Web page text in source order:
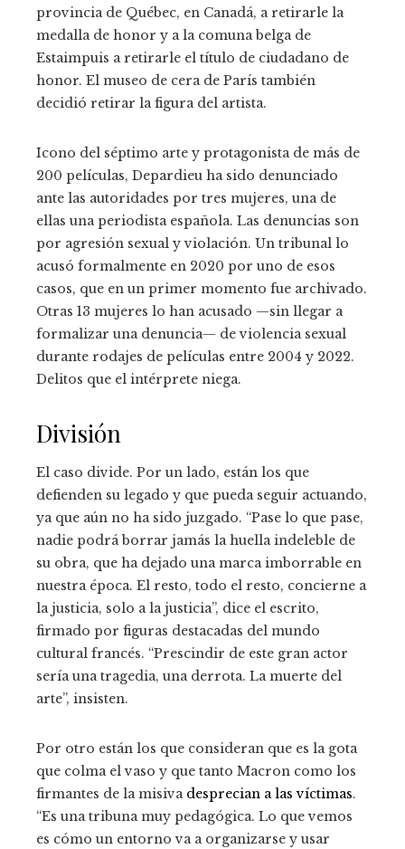
provincia de Québec, en Canadá, a retirarle la
medalla de honor y a la comuna belga de
Estaimpuis a retirarle el título de ciudadano de
honor. El museo de cera de París también
decidió retirar la figura del artista.
Icono del séptimo arte y protagonista de más de
200 películas, Depardieu ha sido denunciado
ante las autoridades por tres mujeres, una de
ellas una periodista española. Las denuncias son
por agresión sexual y violación. Un tribunal lo
acusó formalmente en 2020 por uno de esos
casos, que en un primer momento fue archivado.
Otras 13 mujeres lo han acusado —sin llegar a
formalizar una denuncia— de violencia sexual
durante rodajes de películas entre 2004 y 2022.
Delitos que el intérprete niega.
División
El caso divide. Por un lado, están los que
defienden su legado y que pueda seguir actuando,
ya que aún no ha sido juzgado. “Pase lo que pase,
nadie podrá borrar jamás la huella indeleble de
su obra, que ha dejado una marca imborrable en
nuestra época. El resto, todo el resto, concierne a
la justicia, solo a la justicia”, dice el escrito,
firmado por figuras destacadas del mundo
cultural francés. “Prescindir de este gran actor
sería una tragedia, una derrota. La muerte del
arte”, insisten.
Por otro están los que consideran que es la gota
que colma el vaso y que tanto Macron como los
firmantes de la misiva desprecian a las víctimas.
“Es una tribuna muy pedagógica. Lo que vemos
es cómo un entorno va a organizarse y usar